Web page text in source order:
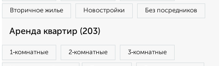
Вторичное жилье Новостройки Без посредников
Аренда квартир (203)
1‑комнатные 2‑комнатные 3‑комнатные